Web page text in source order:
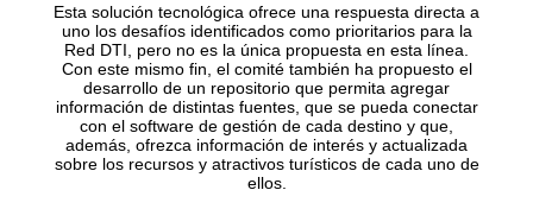
Esta solución tecnológica ofrece una respuesta directa a
uno los desafíos identificados como prioritarios para la
Red DTI, pero no es la única propuesta en esta línea.
Con este mismo fin, el comité también ha propuesto el
desarrollo de un repositorio que permita agregar
información de distintas fuentes, que se pueda conectar
con el software de gestión de cada destino y que,
además, ofrezca información de interés y actualizada
sobre los recursos y atractivos turísticos de cada uno de
ellos.